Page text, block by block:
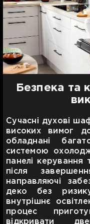
Безпека та
Сучасні духові
високих вимог
обладнані
системою
панелі керування
після
направляючі
деко без
внутрішнє
процес
відкривати